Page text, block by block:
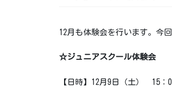
12月も体験会を行います。今
☆ジュニアスクール体験会
【日時】12月9日（土） 15：